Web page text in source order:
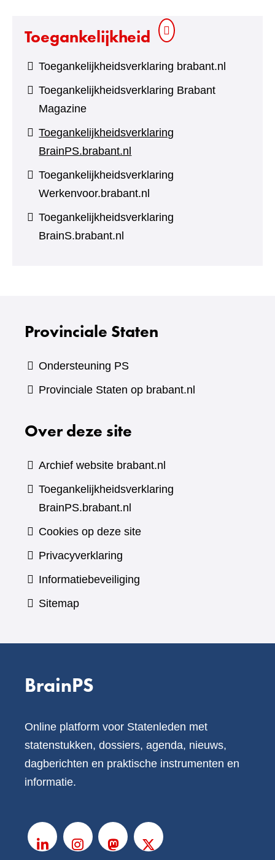
Toegankelijkheid
Toegankelijkheidsverklaring brabant.nl
Toegankelijkheidsverklaring Brabant
Magazine
Toegankelijkheidsverklaring
BrainPS.brabant.nl
Toegankelijkheidsverklaring
Werkenvoor.brabant.nl
Toegankelijkheidsverklaring
BrainS.brabant.nl
Provinciale Staten
Ondersteuning PS
Provinciale Staten op brabant.nl
Over deze site
Archief website brabant.nl
Toegankelijkheidsverklaring
BrainPS.brabant.nl
Cookies op deze site
Privacyverklaring
Informatiebeveiliging
Sitemap
BrainPS
Online platform voor Statenleden met
statenstukken, dossiers, agenda, nieuws,
dagberichten en praktische instrumenten en
informatie.